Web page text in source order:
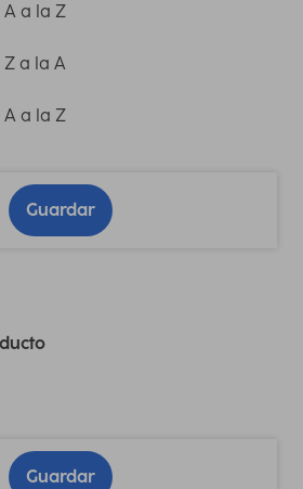
a la Z
a la A
a la Z
Guardar
Guardar